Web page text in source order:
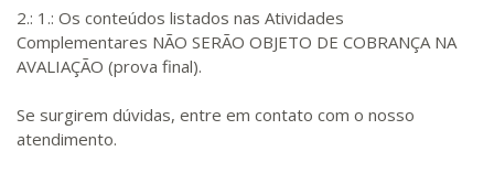
2.: 1.: Os conteúdos listados nas Atividades
Complementares NÃO SERÃO OBJETO DE COBRANÇA NA
AVALIAÇÃO (prova final).
Se surgirem dúvidas, entre em contato com o nosso
atendimento.